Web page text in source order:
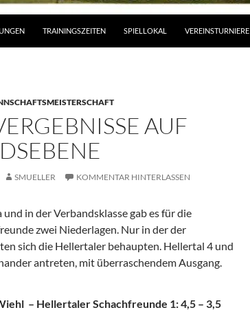
TRAININGSZEITEN SPIELLOKAL VEREINSTURNIERE
AUF
SMUELLER KOMMENTAR HINTERLASSEN
in der Verbandsklasse gab es für die
zwei Niederlagen. Nur in der der
sich die Hellertaler behaupten. Hellertal 4 und
antreten, mit überraschendem Ausgang.
– Hellertaler Schachfreunde 1: 4,5 – 3,5